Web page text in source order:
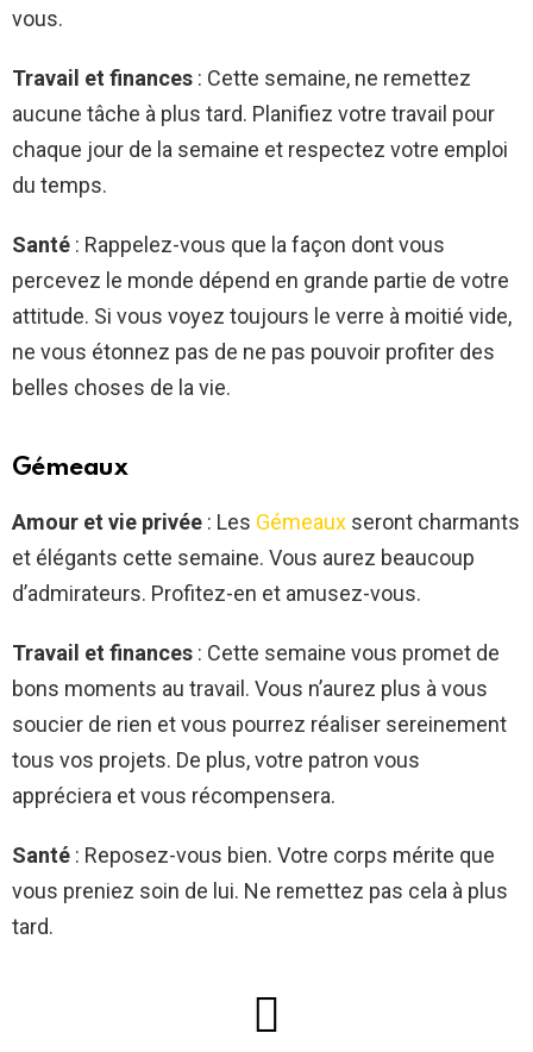
vous.
Travail et finances : Cette semaine, ne remettez
aucune tâche à plus tard. Planifiez votre travail pour
chaque jour de la semaine et respectez votre emploi
du temps.
Santé : Rappelez-vous que la façon dont vous
percevez le monde dépend en grande partie de votre
attitude. Si vous voyez toujours le verre à moitié vide,
ne vous étonnez pas de ne pas pouvoir profiter des
belles choses de la vie.
Gémeaux
Amour et vie privée : Les Gémeaux seront charmants
et élégants cette semaine. Vous aurez beaucoup
d’admirateurs. Profitez-en et amusez-vous.
Travail et finances : Cette semaine vous promet de
bons moments au travail. Vous n’aurez plus à vous
soucier de rien et vous pourrez réaliser sereinement
tous vos projets. De plus, votre patron vous
appréciera et vous récompensera.
Santé : Reposez-vous bien. Votre corps mérite que
vous preniez soin de lui. Ne remettez pas cela à plus
tard.